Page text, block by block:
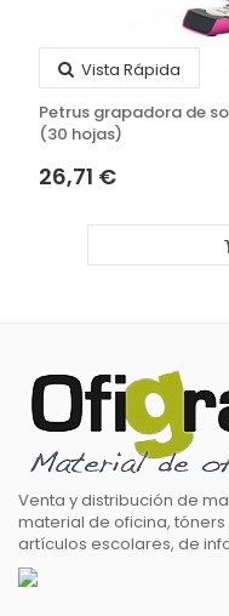
Vista Rápida
Petrus grapadora de
(30 hojas)
26,71 €
Venta y distribución de
material de oficina,
artículos escolares, de